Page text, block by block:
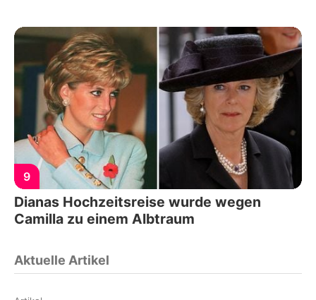
9
Dianas Hochzeitsreise wurde wegen
Camilla zu einem Albtraum
Aktuelle Artikel